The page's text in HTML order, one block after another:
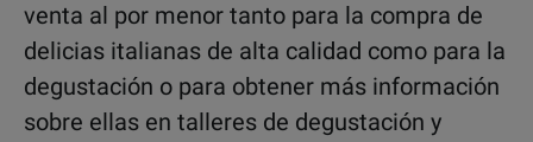
venta al por menor tanto para la compra de
delicias italianas de alta calidad como para la
degustación o para obtener más información
sobre ellas en talleres de degustación y